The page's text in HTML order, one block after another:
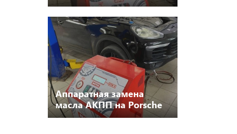
Аппаратная замена
масла АКПП на Porsche
Cayenne